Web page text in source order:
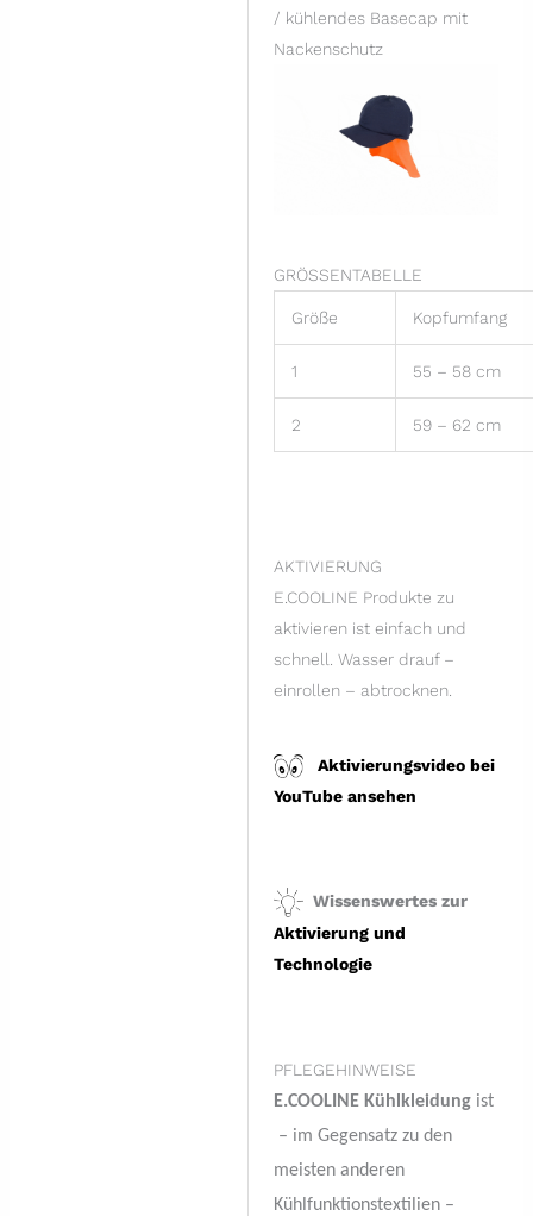
/ kühlendes Basecap mit
Nackenschutz
GRÖSSENTABELLE
Größe Kopfumfang
1 55 – 58 cm
2 59 – 62 cm
AKTIVIERUNG
E.COOLINE Produkte zu
aktivieren ist einfach und
schnell. Wasser drauf –
einrollen – abtrocknen.
Aktivierungsvideo bei
YouTube ansehen
Wissenswertes zur
Aktivierung und
Technologie
PFLEGEHINWEISE
E.COOLINE Kühlkleidungist
– im Gegensatz zu den
meisten anderen
Kühlfunktionstextilien –